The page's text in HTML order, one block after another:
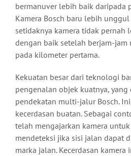
bermanuver lebih baik daripada
Kamera Bosch baru lebih
setidaknya kamera tidak pernah
dengan baik setelah berjam-jam
pada kilometer pertama.
Kekuatan besar dari teknologi
pengenalan objek kuatnya,
pendekatan multi-jalur Bosch.
kecerdasan buatan. Sebagai
telah mengajarkan kamera
mendeteksi jika sisi jalan dapat
marka jalan. Kecerdasan kamera